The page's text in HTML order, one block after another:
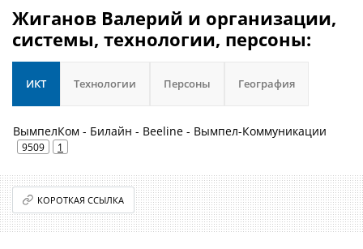
Жиганов Валерий и организации,
системы, технологии, персоны:
ИКТ Технологии Персоны География
ВымпелКом - Билайн - Beeline - Вымпел-Коммуникации
9509 1
КОРОТКАЯ ССЫЛКА